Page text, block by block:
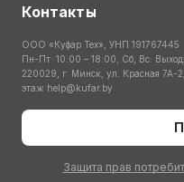
Контакты
ООО «Куфар Тех», УНП 191767445
Пн-Пт: 10:00 – 18:00; Сб, Вс:
220029, г. Минск, ул. Красная 7А-
этаж help@kufar.by
Защита прав